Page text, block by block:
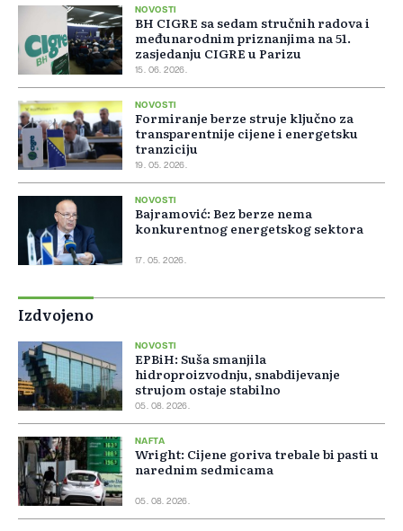
NOVOSTI
BH CIGRE sa sedam stručnih radova i
međunarodnim priznanjima na 51.
zasjedanju CIGRE u Parizu
15. 06. 2026.
NOVOSTI
Formiranje berze struje ključno za
transparentnije cijene i energetsku
tranziciju
19. 05. 2026.
NOVOSTI
Bajramović: Bez berze nema
konkurentnog energetskog sektora
17. 05. 2026.
Izdvojeno
NOVOSTI
EPBiH: Suša smanjila
hidroproizvodnju, snabdijevanje
strujom ostaje stabilno
05. 08. 2026.
NAFTA
Wright: Cijene goriva trebale bi pasti u
narednim sedmicama
05. 08. 2026.